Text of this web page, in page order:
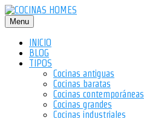
Saltar
al
contenido
Menu
INICIO
BLOG
TIPOS
Cocinas antiguas
Cocinas baratas
Cocinas contemporáneas
Cocinas grandes
Cocinas industriales